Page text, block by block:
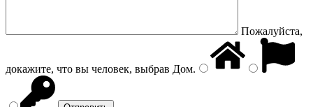
Пожалуйста,
докажите, что вы человек, выбрав Дом.